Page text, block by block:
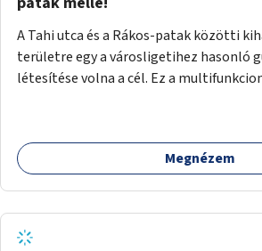
A Tahi utca és a Rákos-patak közötti
területre egy a városligetihez hasonló
létesítése volna a cél. Ez a
Megnézem